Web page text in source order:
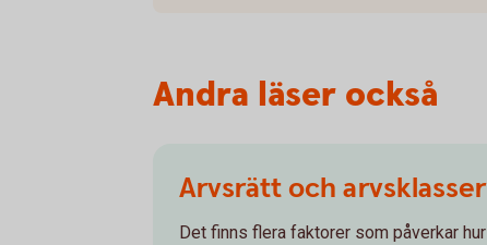
Andra läser också
Arvsrätt och arvsklasser
Det finns flera faktorer som påverkar hur